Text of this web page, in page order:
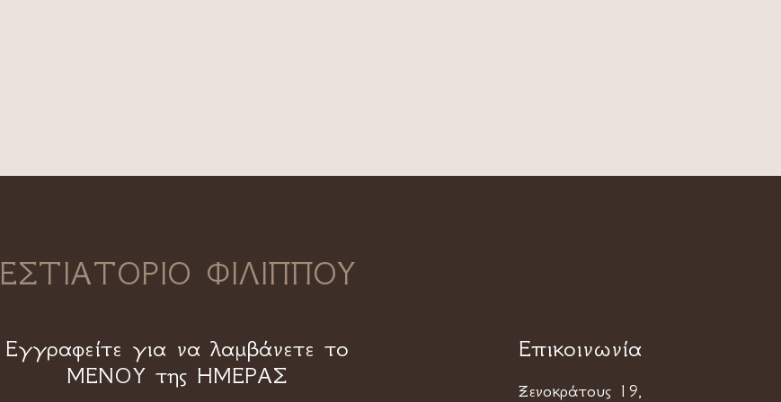
ΕΣΤΙΑΤΟΡΙΟ ΦΙΛΙΠΠΟΥ
Εγγραφείτε για να λαμβάνετε το
ΜΕΝΟΥ της ΗΜΕΡΑΣ
Επικοινωνία
Ξενοκράτους 19,